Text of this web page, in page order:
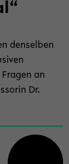
denselben
an
Dr.